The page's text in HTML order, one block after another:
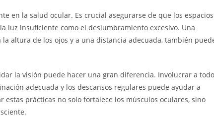
en la salud ocular. Es crucial asegurarse de que los espacios
luz insuficiente como el deslumbramiento excesivo. Una
altura de los ojos y a una distancia adecuada, también
la visión puede hacer una gran diferencia. Involucrar a
adecuada y los descansos regulares puede ayudar a
prácticas no solo fortalece los músculos oculares, sino